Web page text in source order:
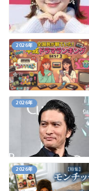
2026年
2026年
2026年